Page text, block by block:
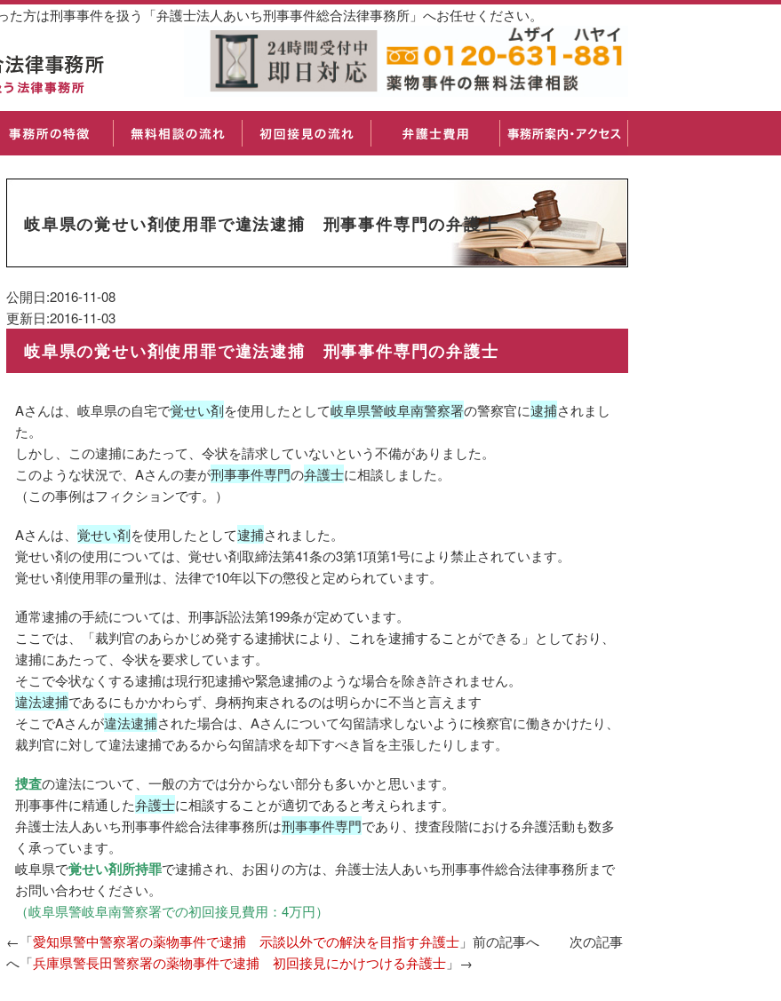
方は刑事事件を扱う「弁護士法人あいち刑事事件総合法律事務所」へお任せください。
岐阜県の覚せい剤使用罪で違法逮捕 刑事事件専門の弁護士
公開日:2016-11-08
更新日:2016-11-03
岐阜県の覚せい剤使用罪で違法逮捕 刑事事件専門の弁護士
Aさんは、岐阜県の自宅で覚せい剤を使用したとして岐阜県警岐阜南警察署の警察官に逮捕されまし
た。
しかし、この逮捕にあたって、令状を請求していないという不備がありました。
このような状況で、Aさんの妻が刑事事件専門の弁護士に相談しました。
（この事例はフィクションです。）
Aさんは、 覚せい剤を使用したとして逮捕されました。
覚せい剤の使用については、覚せい剤取締法第41条の3第1項第1号により禁止されています。
覚せい剤使用罪の量刑は、法律で10年以下の懲役と定められています。
通常逮捕の手続については、刑事訴訟法第199条が定めています。
ここでは、「裁判官のあらかじめ発する逮捕状により、これを逮捕することができる」としており、
逮捕にあたって、令状を要求しています。
そこで令状なくする逮捕は現行犯逮捕や緊急逮捕のような場合を除き許されません。
違法逮捕であるにもかかわらず、身柄拘束されるのは明らかに不当と言えます
そこでAさんが違法逮捕された場合は、Aさんについて勾留請求しないように検察官に働きかけたり、
裁判官に対して違法逮捕であるから勾留請求を却下すべき旨を主張したりします。
捜査の違法について、一般の方では分からない部分も多いかと思います。
刑事事件に精通した弁護士に相談することが適切であると考えられます。
弁護士法人あいち刑事事件総合法律事務所は刑事事件専門であり、捜査段階における弁護活動も数多
く承っています。
岐阜県で覚せい剤所持罪で逮捕され、お困りの方は、弁護士法人あいち刑事事件総合法律事務所まで
お問い合わせください。
（岐阜県警岐阜南警察署での初回接見費用：4万円）
←「愛知県警中警察署の薬物事件で逮捕 示談以外での解決を目指す弁護士 」前の記事へ 次の記事
へ「兵庫県警長田警察署の薬物事件で逮捕 初回接見にかけつける弁護士 」→